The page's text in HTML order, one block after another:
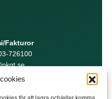
Fakturor
726100